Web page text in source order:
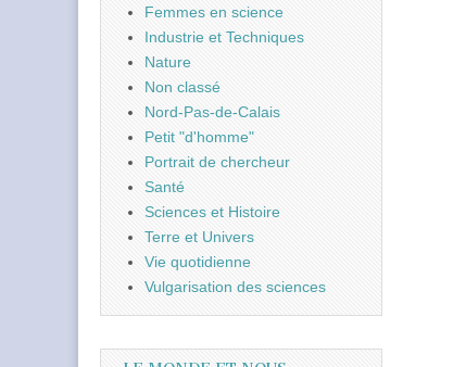
Femmes en science
Industrie et Techniques
Nature
Non classé
Nord-Pas-de-Calais
Petit "d'homme"
Portrait de chercheur
Santé
Sciences et Histoire
Terre et Univers
Vie quotidienne
Vulgarisation des sciences